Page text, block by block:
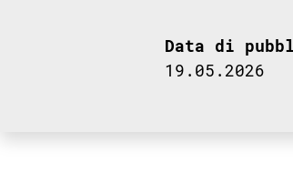
Data di
19.05.2026